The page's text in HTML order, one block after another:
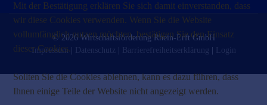
© 2026 Wirtschaftsförderung Rhein-Erft GmbH
Impressum
Datenschutz Barrierefreiheitserklärung Login
Mit der Bestätigung erklären Sie sich damit einverstanden, dass
wir diese Cookies verwenden. Wenn Sie die Website
vollumfänglich nutzen möchten, bestätigen Sie den Einsatz
dieser Cookies.
Sollten Sie die Cookies ablehnen, kann es dazu führen, dass
Ihnen einige Teile der Website nicht angezeigt werden.